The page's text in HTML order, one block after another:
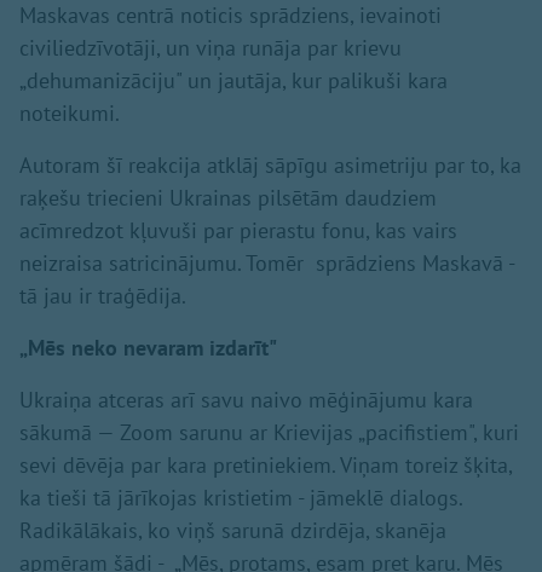
Maskavas centrā noticis sprādziens, ievainoti
civiliedzīvotāji, un viņa runāja par krievu
„dehumanizāciju" un jautāja, kur palikuši kara
noteikumi.
Autoram šī reakcija atklāj sāpīgu asimetriju par to, ka
raķešu triecieni Ukrainas pilsētām daudziem
acīmredzot kļuvuši par pierastu fonu, kas vairs
neizraisa satricinājumu. Tomēr sprādziens Maskavā -
tā jau ir traģēdija.
„Mēs neko nevaram izdarīt"
Ukraiņa atceras arī savu naivo mēģinājumu kara
sākumā — Zoom sarunu ar Krievijas „pacifistiem", kuri
sevi dēvēja par kara pretiniekiem. Viņam toreiz šķita,
ka tieši tā jārīkojas kristietim - jāmeklē dialogs.
Radikālākais, ko viņš sarunā dzirdēja, skanēja
apmēram šādi - „Mēs, protams, esam pret karu. Mēs